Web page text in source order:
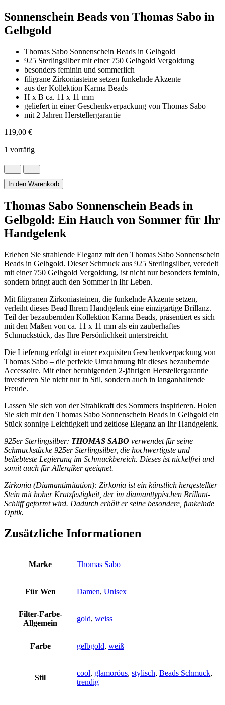
Sonnenschein Beads von Thomas Sabo in
Gelbgold
Thomas Sabo Sonnenschein Beads in Gelbgold
925 Sterlingsilber mit einer 750 Gelbgold Vergoldung
besonders feminin und sommerlich
filigrane Zirkoniasteine setzen funkelnde Akzente
aus der Kollektion Karma Beads
H x B ca. 11 x 11 mm
geliefert in einer Geschenkverpackung von Thomas Sabo
mit 2 Jahren Herstellergarantie
119,00 €
1 vorrätig
Sonnenschein
Beads
von
in
Gelbgold
Menge
In den Warenkorb
Thomas Sabo Sonnenschein Beads in
Gelbgold: Ein Hauch von Sommer für Ihr
Handgelenk
Erleben Sie strahlende Eleganz mit den Thomas Sabo Sonnenschein
Beads in Gelbgold. Dieser Schmuck aus 925 Sterlingsilber, veredelt
mit einer 750 Gelbgold Vergoldung, ist nicht nur besonders feminin,
sondern bringt auch den Sommer in Ihr Leben.
Mit filigranen Zirkoniasteinen, die funkelnde Akzente setzen,
verleiht dieses Bead Ihrem Handgelenk eine einzigartige Brillanz.
Teil der bezaubernden Kollektion Karma Beads, präsentiert es sich
mit den Maßen von ca. 11 x 11 mm als ein zauberhaftes
Schmuckstück, das Ihre Persönlichkeit unterstreicht.
Die Lieferung erfolgt in einer exquisiten Geschenkverpackung von
Thomas Sabo – die perfekte Umrahmung für dieses bezaubernde
Accessoire. Mit einer beruhigenden 2-jährigen Herstellergarantie
investieren Sie nicht nur in Stil, sondern auch in langanhaltende
Freude.
Lassen Sie sich von der Strahlkraft des Sommers inspirieren. Holen
Sie sich mit den Thomas Sabo Sonnenschein Beads in Gelbgold ein
Stück sonnige Leichtigkeit und zeitlose Eleganz an Ihr Handgelenk.
925er Sterlingsilber: THOMAS SABO verwendet für seine
Schmuckstücke 925er Sterlingsilber, die hochwertigste und
beliebteste Legierung im Schmuckbereich. Dieses ist nickelfrei und
somit auch für Allergiker geeignet.
Zirkonia (Diamantimitation): Zirkonia ist ein künstlich hergestellter
Stein mit hoher Kratzfestigkeit, der im diamanttypischen Brillant-
Schliff geformt wird. Dadurch erhält er seine besondere, funkelnde
Optik.
Zusätzliche Informationen
Marke Thomas Sabo
Für Wen Damen, Unisex
Filter-Farbe-
Allgemein
gold, weiss
Farbe gelbgold, weiß
Stil
cool, glamoröus, stylisch, Beads Schmuck,
trendig